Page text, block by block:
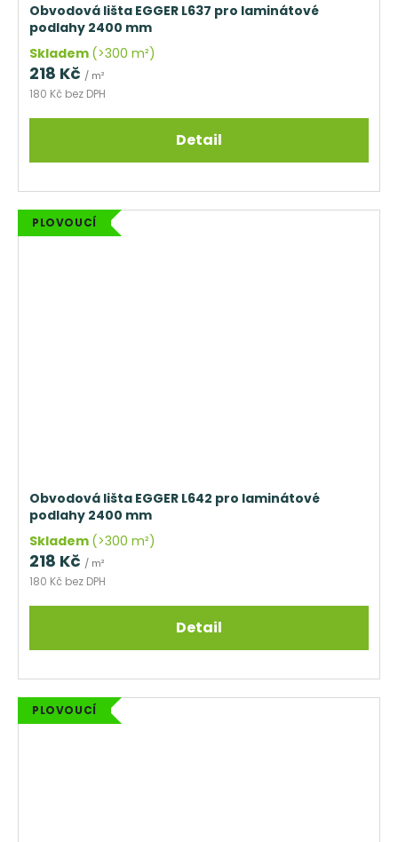
Obvodová lišta EGGER L637 pro laminátové
podlahy 2400 mm
Skladem (>300 m²)
180 Kč bez DPH
218 Kč / m²
Detail
PLOVOUCÍ
Obvodová lišta EGGER L642 pro laminátové
podlahy 2400 mm
Skladem (>300 m²)
180 Kč bez DPH
218 Kč / m²
Detail
PLOVOUCÍ